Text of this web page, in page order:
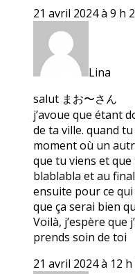
21 avril 2024 à 9 h
Lina
salut まお〜さん
j’avoue que étant
de ta ville. quand
moment où un
que tu viens et
blablabla et au
ensuite pour ce
que ça serai bien
Voilà, j’espère que
prends soin de toi
21 avril 2024 à 12